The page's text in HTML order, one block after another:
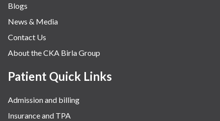
Blogs
News & Media
Contact Us
About the CKA Birla Group
Patient Quick Links
Admission and billing
Insurance and TPA